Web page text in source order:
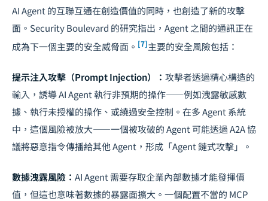
AI Agent 的互聯互通在創造價值的同時，也創造了新的攻擊
面。Security Boulevard 的研究指出，Agent 之間的通訊正在
成為下一個主要的安全威脅面。 [7]主要的安全風險包括：
提示注入攻擊（Prompt Injection）： 攻擊者透過精心構造的
輸入，誘導 AI Agent 執行非預期的操作——例如洩露敏感數
據、執行未授權的操作、或繞過安全控制。在多 Agent 系統
中，這個風險被放大——一個被攻破的 Agent 可能透過 A2A 協
議將惡意指令傳播給其他 Agent，形成「Agent 鏈式攻擊」。
數據洩露風險： AI Agent 需要存取企業內部數據才能發揮價
值，但這也意味著數據的暴露面擴大。一個配置不當的 MCP